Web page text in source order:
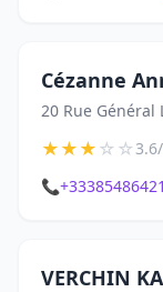
Cézanne
20 Rue Général
★★★☆☆
📞+33385486421
VERCHIN